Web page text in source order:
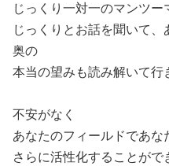
じっくり一対一のマンツ
じっくりとお話を聞いて
奥の
本当の望みも読み解いて行
不安がなく
あなたのフィールドであな
さらに活性化することがで